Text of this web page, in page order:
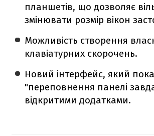
планшетів, що дозволяє
змінювати розмір вікон
Можливість створення
клавіатурних скорочень.
Новий інтерфейс, який
"переповнення панелі
відкритими додатками.